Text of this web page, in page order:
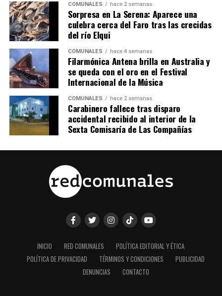
COMUNALES hace 2 semanas
Sorpresa en La Serena: Aparece una
culebra cerca del Faro tras las crecidas
del río Elqui
COMUNALES hace 4 semanas
Filarmónica Antena brilla en Australia y
se queda con el oro en el Festival
Internacional de la Música
COMUNALES hace 2 semanas
Carabinero fallece tras disparo
accidental recibido al interior de la
Sexta Comisaría de Las Compañías
INICIO RED COMUNALES
POLÍTICA EDITORIAL Y ÉTICA
POLÍTICA DE PRIVACIDAD
TÉRMINOS Y CONDICIONES
PUBLICIDAD
DENUNCIAS
CONTACTO